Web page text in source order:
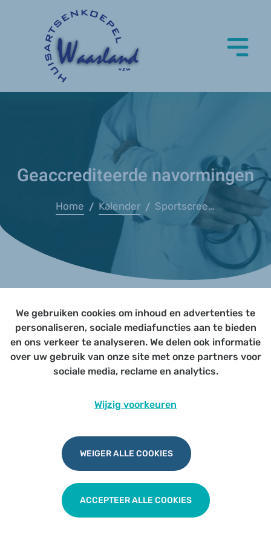
Geaccrediteerde navormingen
Home / Kalender / Sportscreening door huisarts - BCL
Page not yet published
We gebruiken cookies om inhoud en advertenties te
personaliseren, sociale mediafuncties aan te bieden
en ons verkeer te analyseren. We delen ook informatie
over uw gebruik van onze site met onze partners voor
sociale media, reclame en analytics.
Wijzig voorkeuren
WEIGER ALLE COOKIES
ACCEPTEER ALLE COOKIES
Privacy|Cookies|Disclaimer
Udesite